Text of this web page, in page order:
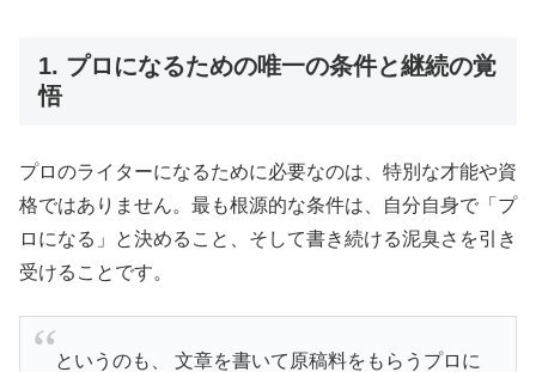
1. プロになるための唯一の条件と継続の覚
悟
プロのライターになるために必要なのは、特別な才能や資
格ではありません。最も根源的な条件は、自分自身で「プ
ロになる」と決めること、そして書き続ける泥臭さを引き
受けることです。
というのも、 文章を書いて原稿料をもらうプロに